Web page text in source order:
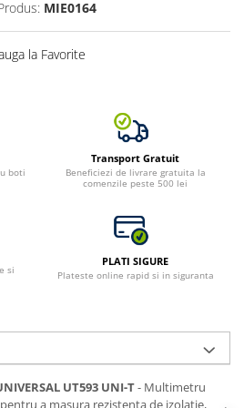
MIE0164
la Favorite
boti
Transport Gratuit
Beneficiezi de livrare gratuita la
comenzile peste 500 lei
si
PLATI SIGURE
Plateste online rapid si in siguranta
UT593 UNI-T- Multimetru
a masura rezistenta de izolatie,